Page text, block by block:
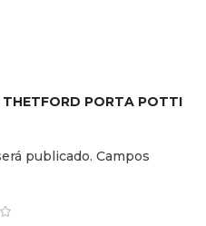
PORTA POTTI
publicado. Campos